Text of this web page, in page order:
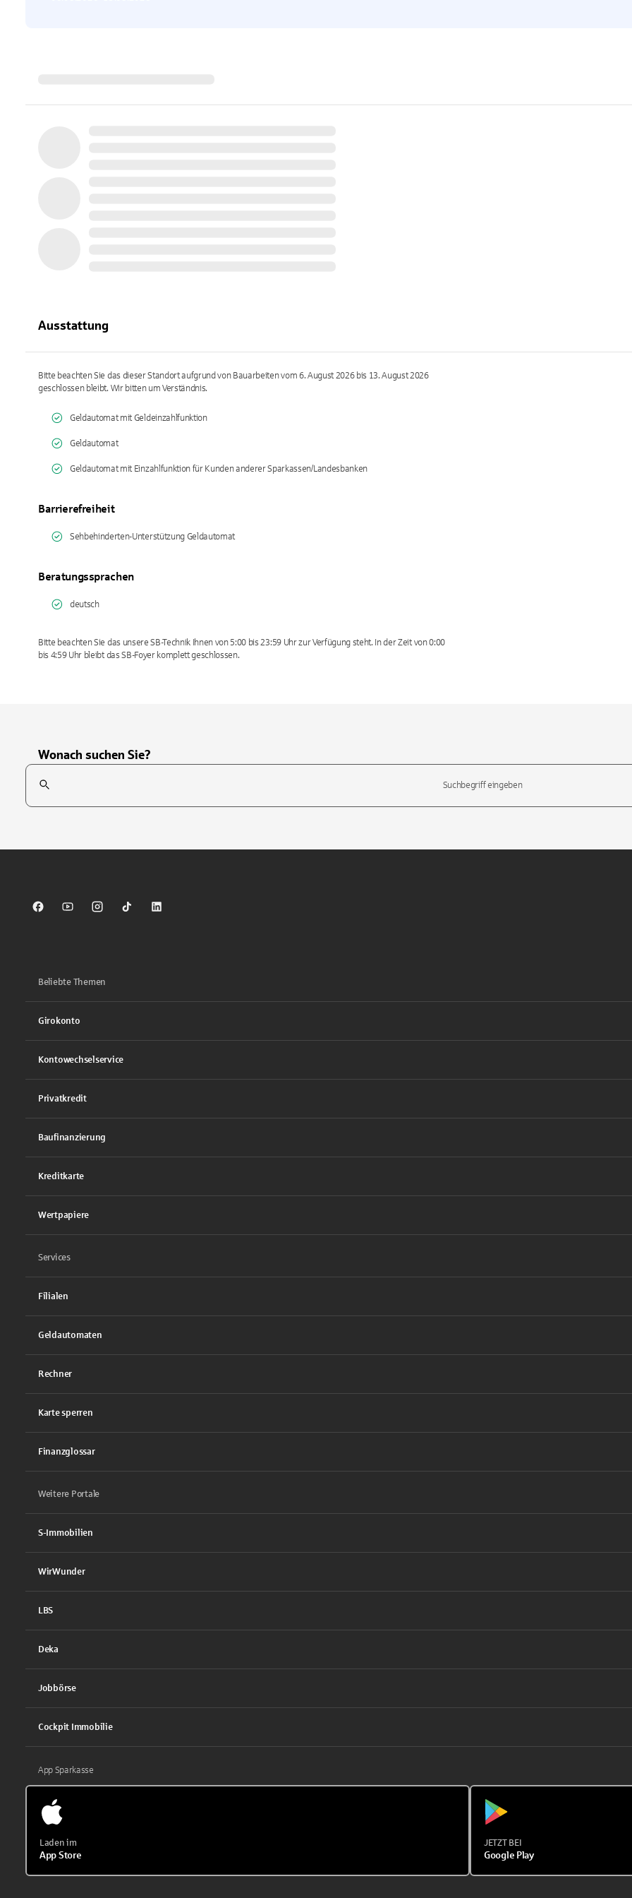
Ausstattung
Bitte beachten Sie das dieser Standort aufgrund von Bauarbeiten vom 6. August 2026 bis 13. August 2026
geschlossen bleibt. Wir bitten um Verständnis.
Geldautomat mit Geldeinzahlfunktion
Geldautomat
Geldautomat mit Einzahlfunktion für Kunden anderer Sparkassen/Landesbanken
Barrierefreiheit
Sehbehinderten-Unterstützung Geldautomat
Beratungssprachen
deutsch
Bitte beachten Sie das unsere SB-Technik Ihnen von 5:00 bis 23:59 Uhr zur Verfügung steht. In der Zeit von 0:00
bis 4:59 Uhr bleibt das SB-Foyer komplett geschlossen.
Wonach suchen Sie?
Suchfeld
Sparkasse auf Facebook
Sparkasse auf Youtube
Sparkasse auf Instagram
Sparkasse auf TikTok
Sparkasse auf LinkedIn
Beliebte Themen
Girokonto
Kontowechselservice
Privatkredit
Baufinanzierung
Kreditkarte
Wertpapiere
Services
Filialen
Geldautomaten
Rechner
Karte sperren
Finanzglossar
Weitere Portale
S-Immobilien
WirWunder
LBS
Deka
Jobbörse
Cockpit Immobilie
App Sparkasse
Laden im
App Store
JETZT BEI
Google Play